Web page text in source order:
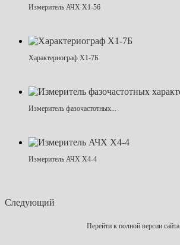
Измеритель АЧХ Х1-56
Характериограф Х1-7Б
Измеритель фазочастотных...
Измеритель АЧХ Х4-4
Следующий
Перейти к полной версии сайта